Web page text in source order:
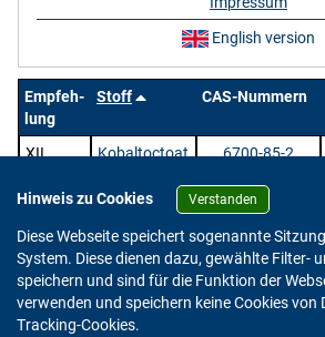
Empfeh-
lung
Stoff CAS-Nummern
XII Kobaltoctoat 6700-85-2
1 Stoffe | / 1 | Zeige
English version
Hinweis zu Cookies Verstanden
Diese Webseite speichert sogenannte
System. Diese dienen dazu, gewählte Filter-
speichern und sind für die Funktion der
verwenden und speichern keine Cookies
Tracking-Cookies.